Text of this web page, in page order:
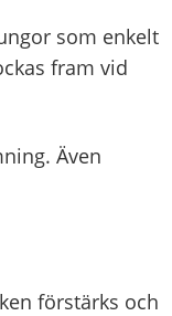
som enkelt
fram vid
Även
förstärks och